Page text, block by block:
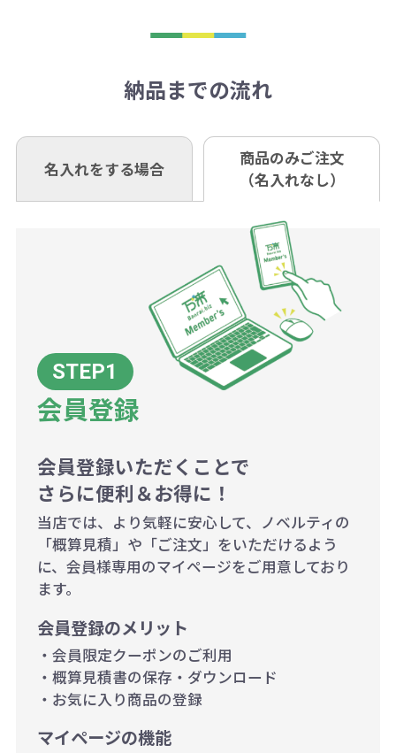
アラートに従って数を調整してくだ
います。あらかじめご了承くださ
※不良商品は商品到着後7営業日以
お問合せ先
0120-979-907
AM10:00～PM5:00（土・日・祝日を
相談下さい。
なお、印刷代はボリュームディスカ
同じ版で多くの数量を印刷すると、1
個当たりの印刷代単価がお安くなり
一方、数量が少なく一定数に満たな
い場合は、単価計算ではなく、印刷
代の基本料金を一式頂戴する場合が
ございます。
ボリュームディスカウントの計算は
商品や印刷方法によって異なります
ので、予めご了承ください。
例：200個未満（1式：18,000円）
200個~499個の場合：42円（1個
当たり）
500個~999個の場合：35円（1個
1,000個以上：28円（1個当た
り）
■ゆうちょ銀行（振替口座）
口座名 株式会社モノベーション
※振り込み手数料はお客さま負担と
なりますのでご注意ください。
ご入金確認後約3週間となります。
定しているものもあります。
あれば、午前中までにご注文とご入
金いただければ翌日着でお送りする
お急ぎの場合、ご相談ください。最
大限努力いたします。
き別途申し受けます。
も複数ヶ所への納品の場合、別途送
料頂戴する場合がございます。
詳細はこちらご確認ください。
納品までの流れ
名入れをする場合
商品のみご注文
（名入れなし）
会員登録
会員登録いただくことで
さらに便利＆お得に！
当店では、より気軽に安心して、ノベルティの
「概算見積」や「ご注文」をいただけるよう
に、会員様専用のマイページをご用意しており
ます。
会員登録のメリット
・会員限定クーポンのご利用
・概算見積書の保存・ダウンロード
・お気に入り商品の登録
マイページの機能